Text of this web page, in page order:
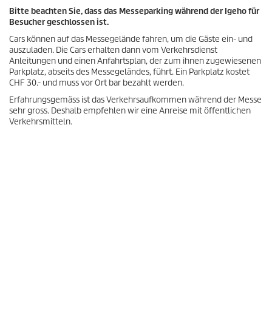
Bitte beachten Sie, dass das Messeparking während der Igeho für
Besucher geschlossen ist.
Cars können auf das Messegelände fahren, um die Gäste ein- und
auszuladen. Die Cars erhalten dann vom Verkehrsdienst
Anleitungen und einen Anfahrtsplan, der zum ihnen zugewiesenen
Parkplatz, abseits des Messegeländes, führt. Ein Parkplatz kostet
CHF 30.- und muss vor Ort bar bezahlt werden.
Erfahrungsgemäss ist das Verkehrsaufkommen während der Messe
sehr gross. Deshalb empfehlen wir eine Anreise mit öffentlichen
Verkehrsmitteln.